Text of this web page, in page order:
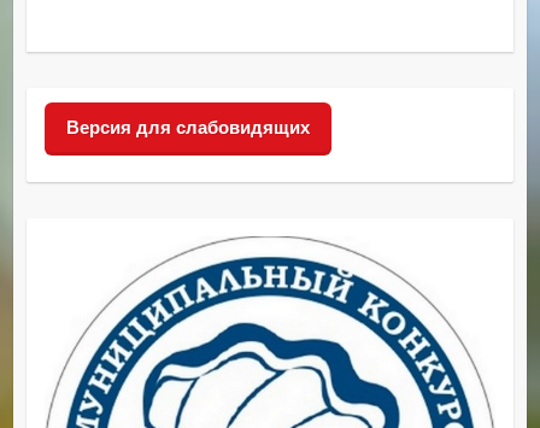
Версия для слабовидящих